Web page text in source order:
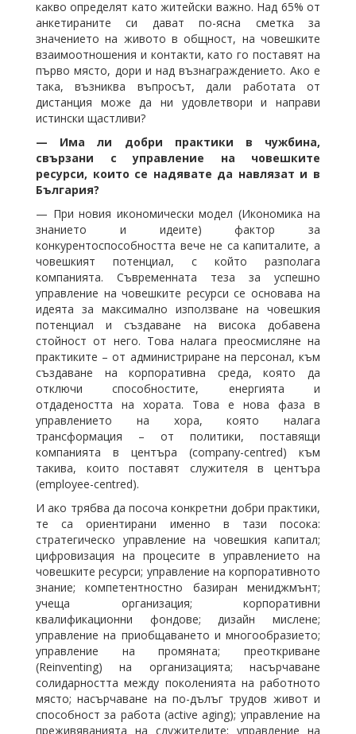
какво определят като житейски важно. Над 65% от
анкетираните си дават по-ясна сметка за
значението на живото в общност, на човешките
взаимоотношения и контакти, като го поставят на
първо място, дори и над възнаграждението. Ако е
така, възниква въпросът, дали работата от
дистанция може да ни удовлетвори и направи
истински щастливи?
⁠— Има ли добри практики в чужбина,
свързани с управление на човешките
ресурси, които се надявате да навлязат и в
България?
⁠— При новия икономически модел (Икономика на
знанието и идеите) фактор за
конкурентоспособността вече не са капиталите, а
човешкият потенциал, с който разполага
компанията. Съвременната теза за успешно
управление на човешките ресурси се основава на
идеята за максимално използване на човешкия
потенциал и създаване на висока добавена
стойност от него. Това налага преосмисляне на
практиките – от администриране на персонал, към
създаване на корпоративна среда, която да
отключи способностите, енергията и
отдадеността на хората. Това е нова фаза в
управлението на хора, която налага
трансформация – от политики, поставящи
компанията в центъра (company-centred) към
такива, които поставят служителя в центъра
(employee-centred).
И ако трябва да посоча конкретни добри практики,
те са ориентирани именно в тази посока:
стратегическо управление на човешкия капитал;
цифровизация на процесите в управлението на
човешките ресурси; управление на корпоративното
знание; компетентностно базиран мениджмънт;
учеща организация; корпоративни
квалификационни фондове; дизайн мислене;
управление на приобщаването и многообразието;
управление на промяната; преоткриване
(Reinventing) на организацията; насърчаване
солидарността между поколенията на работното
място; насърчаване на по-дълъг трудов живот и
способност за работа (active aging); управление на
преживяванията на служителите; управление на